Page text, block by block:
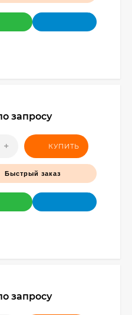
запросу
+ КУПИТЬ
Быстрый заказ
запросу